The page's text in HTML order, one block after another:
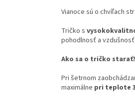
Vianoce sú o chvíľach
Tričko s
pohodlnosť a
Ako sa o tričko starať?
Pri šetrnom
maximálne pri teplote